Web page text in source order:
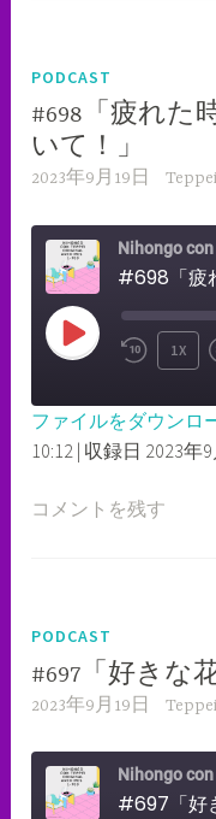
PODCAST
#698「疲れた
いて！」
2023年9月19日 Teppei
Nihongo
#698「疲
PLAY
REWIND
10
1X
SHARE
LINK
ファイルをダウンロ
10:12 | 収録日 2023年
コメントを残す
PODCAST
#697「好きな
2023年9月19日 Teppei
Nihongo
#697「好